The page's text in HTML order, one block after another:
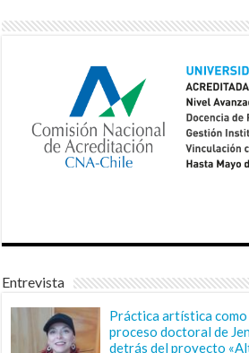
Entrevista
Práctica artística
proceso doctoral de
detrás del proyecto